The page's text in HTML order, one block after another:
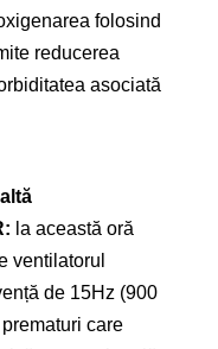
folosind
reducerea
asociată
la această oră
ventilatorul
de 15Hz (900
care